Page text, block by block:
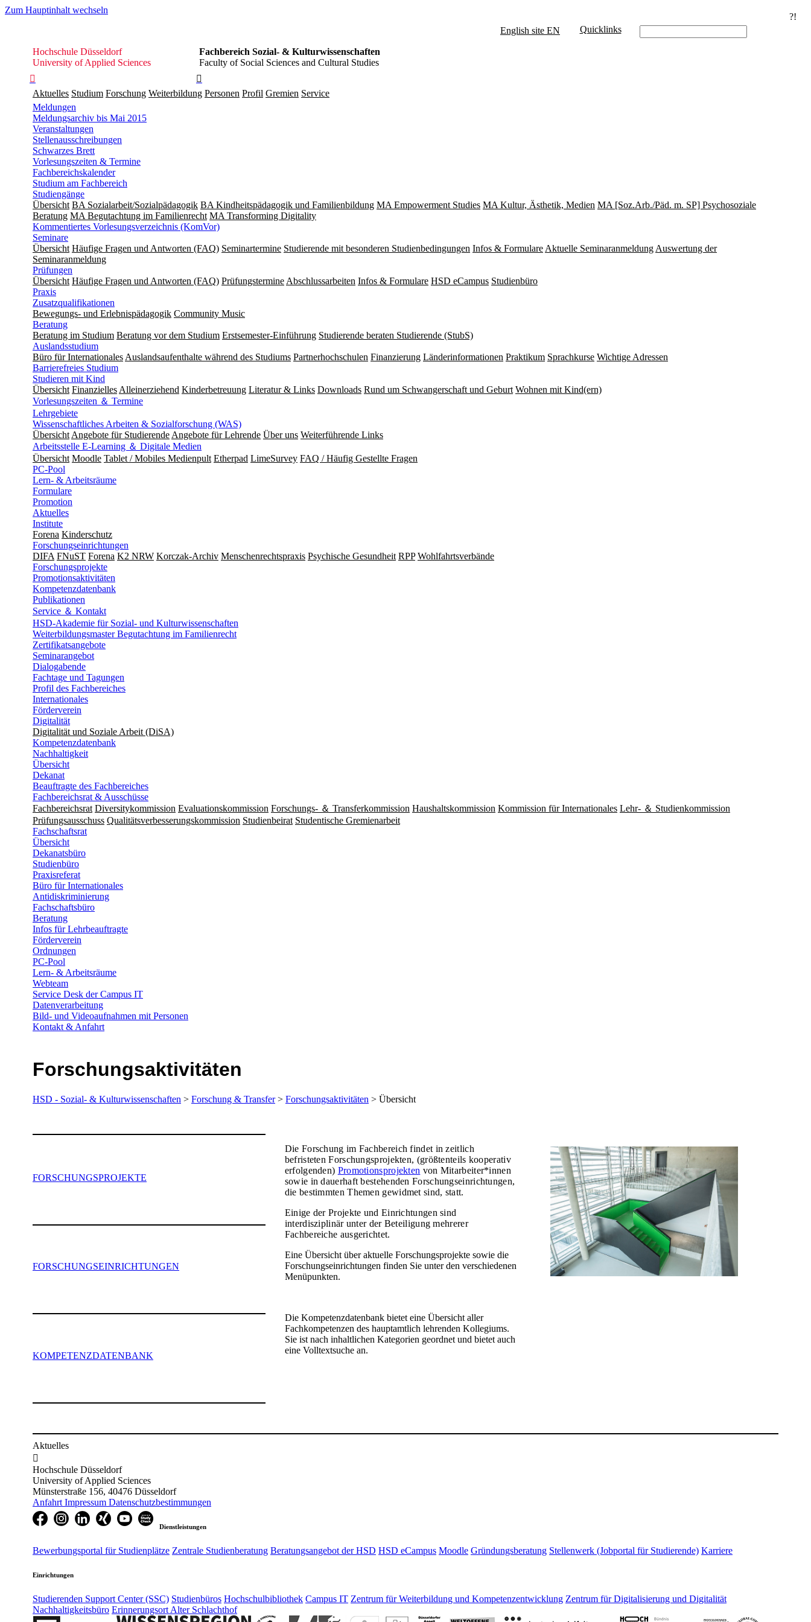
Zum Hauptinhalt wechseln
?!
Hochschule
Düsseldorf
Hochschule Düsseldorf
University of Applied Sciences
Fachbereich Sozial- & Kulturwissenschaften
Faculty of Social Sciences and Cultural Studies


English site EN Quicklinks
Aktuelles Studium Forschung Weiterbildung Personen Profil Gremien Service
Meldungen
Meldungsarchiv bis Mai 2015
Veranstaltungen
Stellenausschreibungen
Schwarzes Brett
Vorlesungszeiten & Termine
Fachbereichskalender
Studium am Fachbereich
Studiengänge
Übersicht BA Sozialarbeit/Sozialpädagogik BA Kindheitspädagogik und Familienbildung MA Empowerment Studies MA Kultur, Ästhetik, Medien MA [Soz.Arb./Päd. m. SP] Psychosoziale
Beratung MA Begut­ach­tung im Fami­lien­recht MA Transforming Digitality
Kommentiertes Vorlesungsverzeichnis (KomVor)
Seminare
Übersicht Häufige Fragen und Antworten (FAQ) Seminartermine Studierende mit besonderen Studienbedingungen Infos & Formulare Aktuelle Seminaranmeldung Auswertung der
Seminaranmeldung
Prüfungen
Übersicht Häufige Fragen und Antworten (FAQ) Prüfungstermine Abschlussarbeiten Infos & Formulare HSD eCampus Studienbüro
Praxis
Zusatzqualifikationen
Bewegungs- und Erlebnispädagogik Community Music
Beratung
Beratung im Studium Beratung vor dem Studium Erstsemester-Einführung Studierende beraten Studierende (StubS)
Auslandsstudium
Büro für Internationales Auslandsaufenthalte während des Studiums Partnerhochschulen Finanzierung Länderinformationen Praktikum Sprachkurse Wichtige Adressen
Barrierefreies Studium
Studieren mit Kind
Übersicht Finanzielles Alleinerziehend Kinderbetreuung Literatur & Links Downloads Rund um Schwangerschaft und Geburt Wohnen mit Kind(ern)
Vorlesungszeiten ＆ Termine
Lehrgebiete
Wissenschaftliches Arbeiten & Sozialforschung (WAS)
Übersicht Angebote für Studierende Angebote für Lehrende Über uns Weiterführende Links
Arbeitsstelle E-Learning ＆ Digitale Medien
Übersicht Moodle Tablet / Mobiles Medienpult Etherpad LimeSurvey FAQ / Häufig Gestellte Fragen
PC-Pool
Lern- & Arbeitsräume
Formulare
Promotion
Aktuelles
Institute
Forena Kinderschutz
Forschungseinrichtungen
DIFA FNuST Forena K2 NRW Korczak-Archiv Men­schen­rechts­praxis Psy­chische Gesund­heit RPP Wohlfahrts­verbände
Forschungsprojekte
Promotionsaktivitäten
Kompetenzdatenbank
Publikationen
Service ＆ Kontakt
HSD-Akademie für Sozial- und Kulturwissenschaften
Weiterbildungsmaster Begutachtung im Familienrecht
Zertifikatsangebote
Seminarangebot
Dialogabende
Fachtage und Tagungen
Profil des Fachbereiches
Internationales
Förderverein
Digitalität
Digitalität und Soziale Arbeit (DiSA)
Kompetenzdatenbank
Nachhaltigkeit
Übersicht
Dekanat
Beauftragte des Fachbereiches
Fachbereichsrat & Ausschüsse
Fachbereichsrat Diversitykommission Evaluationskommission Forschungs- ＆ Transferkommission Haushaltskommission Kommission für Internationales Lehr- ＆ Studienkommission
Prüfungsausschuss Qualitätsverbesserungskommission Studienbeirat Studentische Gremienarbeit
Fachschaftsrat
Übersicht
Dekanatsbüro
Studienbüro
Praxisreferat
Büro für Internationales
Antidiskriminierung
Fachschaftsbüro
Beratung
Infos für Lehrbeauftragte
Förderverein
Ordnungen
PC-Pool
Lern- & Arbeitsräume
Webteam
Service Desk der Campus IT
Datenverarbeitung
Bild- und Videoaufnahmen mit Personen
Kontakt & Anfahrt
Forschungs­aktivitäten
HSD - Sozial- & Kulturwissenschaften > Forschung & Transfer> Forschungsaktivitäten > Übersicht
FORSCH​​UNGSPROJEKTE
FORSCHUNGSEINRICHTUNGEN
KOMPETENZDATENBANK
Die Forschung im Fachbereich findet in zeitlich
befristeten Forschungsprojekten, (größtenteils kooperativ
erfolgenden) Promotionsprojekten von Mitarbeiter*innen ​​​​
sowie in dauerhaft bestehenden Forschungseinrichtungen,
die bestimmten Themen gewidmet sind, statt.
Einige der Projekte und Einrichtungen sind
interdisziplinär unter der Beteiligung mehrerer
Fachbereiche ausgerichtet.
​Eine Übersicht über aktuelle Forschungsprojekte sowie die
Forschungseinrichtungen finden Sie unter den verschiedenen
Menüpunkten.
Die Kompetenzdatenbank bietet eine Übersicht aller
Fachkompetenzen des hauptamtlich lehrenden Kollegiums.
Sie ist nach inhaltlichen Kategorien geordnet und bietet auch
eine Volltextsuche an.
Aktuelles

Hochschule Düsseldorf
University of Applied Sciences
Münsterstraße 156, 40476 Düsseldorf
Anfahrt Impressum Datenschutzbestimmungen
Dienstleistungen
Bewerbungsportal für Studienplätze Zentrale Studienberatung Beratungsangebot der HSD HSD eCampus Moodle Gründungsberatung Stellenwerk (Jobportal für Studierende) Karriere
Einrichtungen
Studierenden Support Center (SSC) Studienbüros Hochschulbibliothek Campus IT Zentrum für Weiterbildung und Kompetenzentwicklung Zentrum für Digitalisierung und Digitalität
Nachhaltigkeitsbüro Erinnerungsort Alter Schlachthof